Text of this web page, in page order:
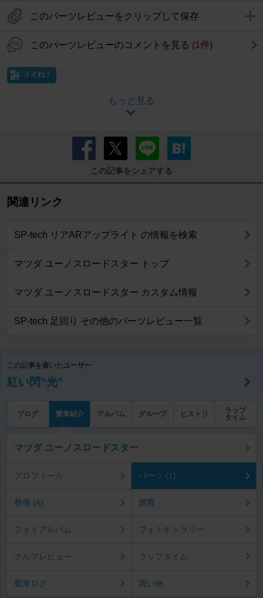
このパーツレビューをクリップして保存
このパーツレビューのコメントを見る (1件)
イイね！
もっと見る
この記事をシェアする
関連リンク
SP-tech リアARアップライト の情報を検索
マツダ ユーノスロードスター トップ
マツダ ユーノスロードスター カスタム情報
SP-tech 足回り その他のパーツレビュー一覧
この記事を書いたユーザー
紅い閃”光”
ブログ 愛車紹介 アルバム グループ ヒストリ
ラップ
タイム
マツダ ユーノスロードスター
プロフィール パーツ (1)
整備 (4) 燃費
フォトアルバム フォトギャラリー
クルマレビュー ラップタイム
愛車ログ 買い物